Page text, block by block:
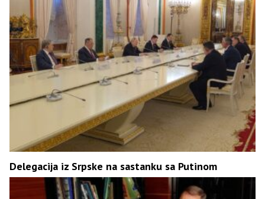
Delegacija iz Srpske na sastanku sa Putinom